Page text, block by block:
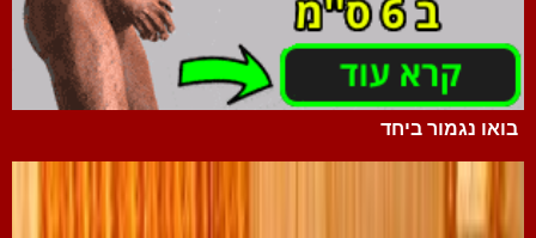
בואו נגמור ביחד